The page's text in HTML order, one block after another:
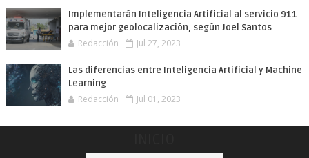
Implementarán Inteligencia Artificial al servicio 911
para mejor geolocalización, según Joel Santos
Redacción Jul 27, 2023
Las diferencias entre Inteligencia Artificial y Machine
Learning
Redacción Jul 01, 2023